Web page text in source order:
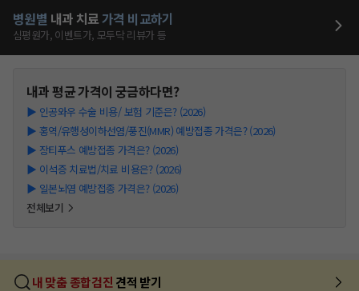
병원별 내과 치료가격 비교하기
심평원가, 이벤트가, 모두닥 리뷰가 등
내과평균 가격이 궁금하다면?
▶ 인공와우 수술 비용/ 보험 기준은? (2026)
▶ 홍역/유행성이하선염/풍진(MMR) 예방접종 가격은? (2026)
▶ 장티푸스 예방접종 가격은? (2026)
▶ 이석증 치료법/치료 비용은? (2026)
▶ 일본뇌염 예방접종 가격은? (2026)
전체보기
내 맞춤 종합검진 견적 받기